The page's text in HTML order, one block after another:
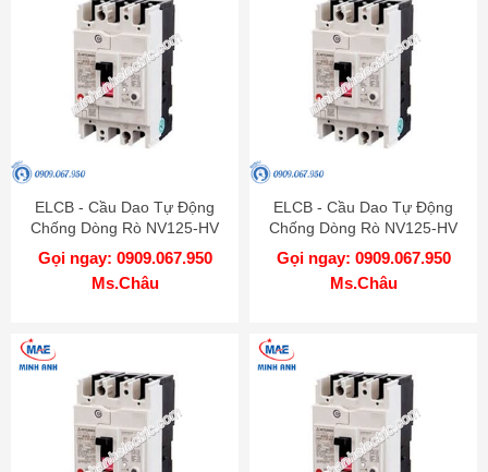
ELCB - Cầu Dao Tự Động
Chống Dòng Rò NV125-HV
3P 100A 50kA 1.2.500mA TD
MITSUBISHI
Gọi ngay: 0909.067.950
Ms.Châu
ELCB - Cầu Dao Tự Động
Chống Dòng Rò NV125-HV
3P 75A 50kA 1.2.500mA TD
MITSUBISHI
Gọi ngay: 0909.067.950
Ms.Châu